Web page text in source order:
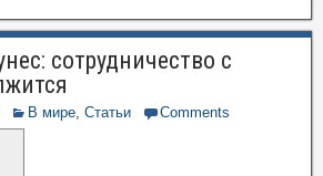
сотрудничество с
В мире, Статьи Comments